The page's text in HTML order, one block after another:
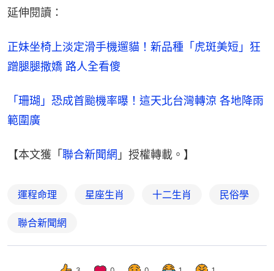
延伸閱讀：
正妹坐椅上淡定滑手機遛貓！新品種「虎斑美短」狂
蹭腿腿撒嬌 路人全看傻
「珊瑚」恐成首颱機率曝！這天北台灣轉涼 各地降雨
範圍廣
【本文獲「 聯合新聞網 」授權轉載。】
運程命理 星座生肖 十二生肖 民俗學
聯合新聞網